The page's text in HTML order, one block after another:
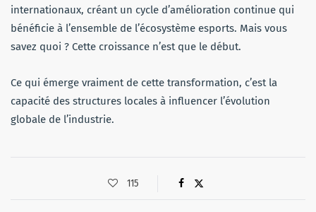
internationaux, créant un cycle d’amélioration continue qui
bénéficie à l’ensemble de l’écosystème esports. Mais vous
savez quoi ? Cette croissance n’est que le début.
Ce qui émerge vraiment de cette transformation, c’est la
capacité des structures locales à influencer l’évolution
globale de l’industrie.
115